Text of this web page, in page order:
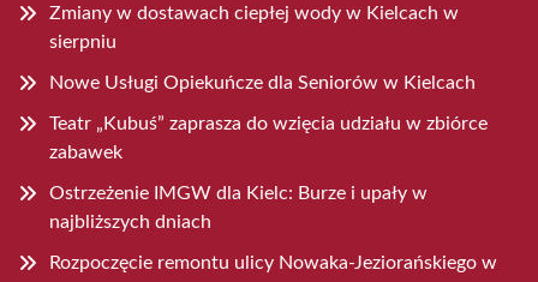
Zmiany w dostawach ciepłej wody w Kielcach w
sierpniu
Nowe Usługi Opiekuńcze dla Seniorów w Kielcach
Teatr „Kubuś” zaprasza do wzięcia udziału w zbiórce
zabawek
Ostrzeżenie IMGW dla Kielc: Burze i upały w
najbliższych dniach
Rozpoczęcie remontu ulicy Nowaka-Jeziorańskiego w